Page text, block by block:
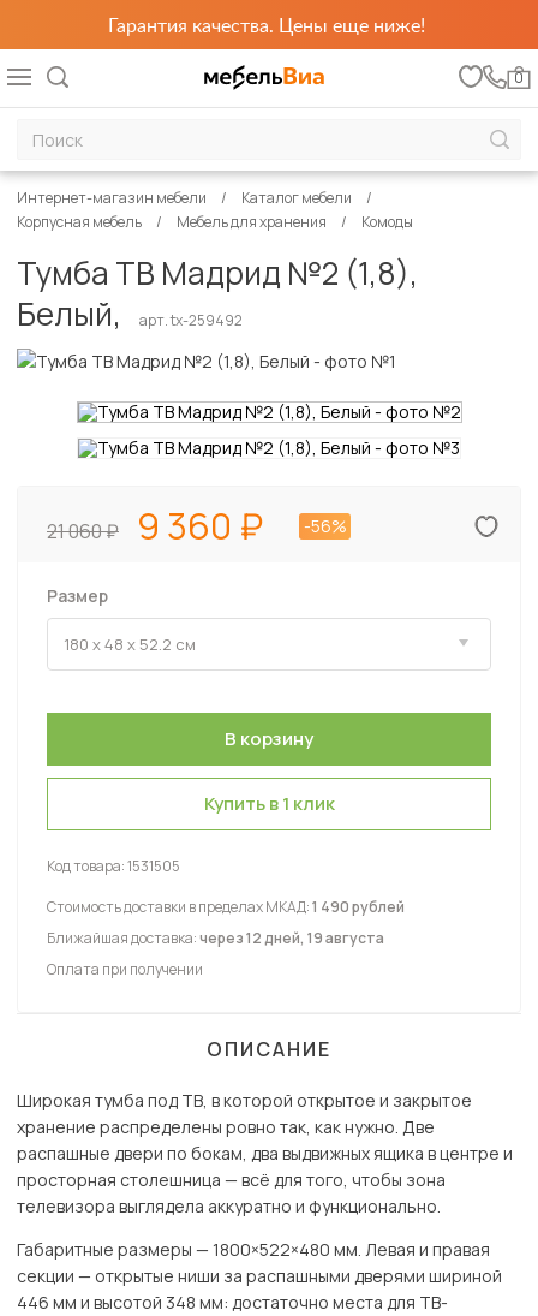
Гарантия качества. Цены еще ниже!
0
Интернет-магазин мебели
Каталог мебели
Корпусная мебель
Мебель для хранения Комоды
Тумба ТВ Мадрид №2 (1,8),
Белый,
арт. tx-259492
21 060 9 360 -56%
Размер
Купить в 1 клик
Код товара:1531505
Стоимость доставки в пределах МКАД:1 490 рублей
Ближайшая доставка:через 12 дней, 19 августа
Оплата при получении
ОПИСАНИЕ
Широкая тумба под ТВ, в которой открытое и закрытое
хранение распределены ровно так, как нужно. Две
распашные двери по бокам, два выдвижных ящика в центре и
просторная столешница — всё для того, чтобы зона
телевизора выглядела аккуратно и функционально.
Габаритные размеры — 1800×522×480 мм. Левая и правая
секции — открытые ниши за распашными дверями шириной
446 мм и высотой 348 мм: достаточно места для ТВ-